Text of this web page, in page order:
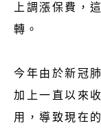
上調漲保費，
轉。
今年由於新冠
加上一直以來
用，導致現在